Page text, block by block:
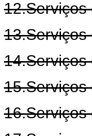
12.Serviços
13.Serviços
14.Serviços
16.Serviços